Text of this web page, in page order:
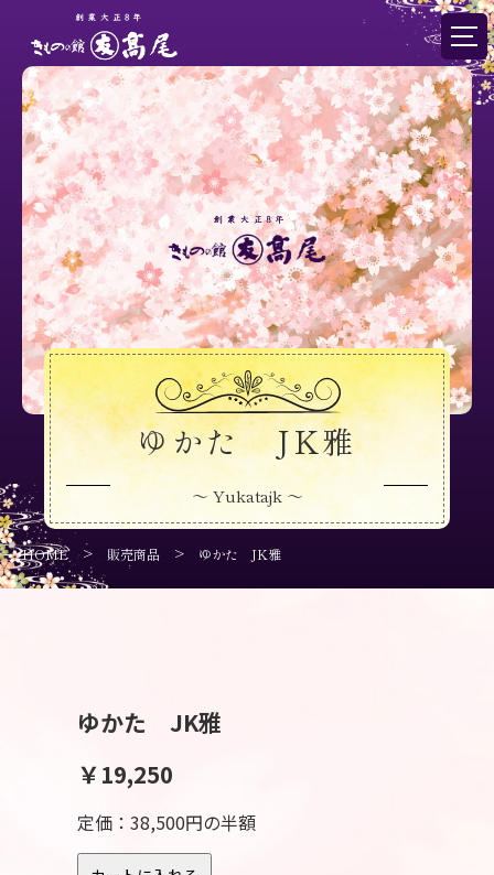
ゆかた JK雅
～ Yukatajk ～
HOME > 販売商品 > ゆかた JK雅
ゆかた JK雅
￥19,250
定価：38,500円の半額